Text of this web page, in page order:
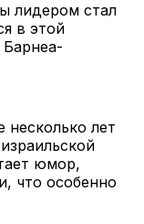
лидером стал
в этой
лет
юмор,
что особенно